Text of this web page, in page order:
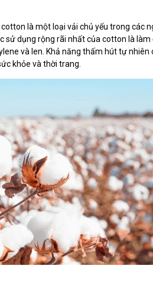
là một loại vải chủ yếu trong các
sử dụng rộng rãi nhất của cotton là
và len. Khả năng thấm hút tự
khỏe và thời trang.